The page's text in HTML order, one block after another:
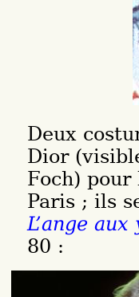
Deux
Dior
Foch)
Paris ; ils
L’ange
80 :